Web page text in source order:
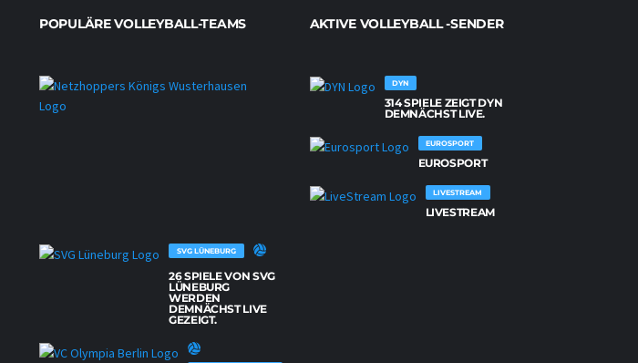
POPULÄRE VOLLEYBALL-TEAMS
NETZHOPPERS KÖNIGS WUSTERHAUSEN
NETZHOPPERS
WERDEN
DEMNÄCHST
SVG LÜNEBURG
26 SPIELE VON SVG
LÜNEBURG
WERDEN
DEMNÄCHST LIVE
GEZEIGT.
AKTIVE VOLLEYBALL -SENDER
DYN
314 SPIELE ZEIGT DYN
DEMNÄCHST LIVE.
EUROSPORT
EUROSPORT
LIVESTREAM
LIVESTREAM